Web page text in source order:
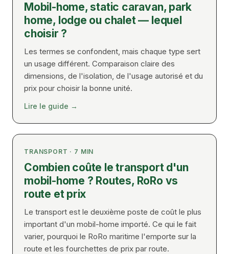
GREEN VILLAGE
Mobil-home, static caravan, park
home, lodge ou chalet — lequel
choisir ?
Les termes se confondent, mais chaque type sert
un usage différent. Comparaison claire des
dimensions, de l'isolation, de l'usage autorisé et du
prix pour choisir la bonne unité.
Lire le guide →
TRANSPORT · 7 MIN
Combien coûte le transport d'un
mobil-home ? Routes, RoRo vs
route et prix
Le transport est le deuxième poste de coût le plus
important d'un mobil-home importé. Ce qui le fait
varier, pourquoi le RoRo maritime l'emporte sur la
route et les fourchettes de prix par route.